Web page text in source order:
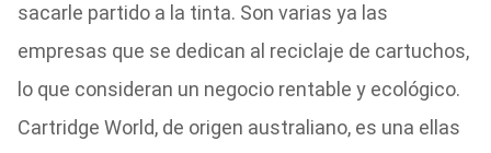
sacarle partido a la tinta. Son varias ya las
empresas que se dedican al reciclaje de cartuchos,
lo que consideran un negocio rentable y ecológico.
Cartridge World, de origen australiano, es una ellas